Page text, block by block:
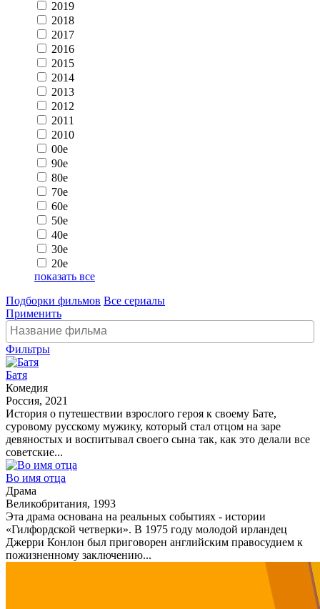
2019
2018
2017
2016
2015
2014
2013
2012
2011
2010
00e
90e
80e
70e
60e
50e
40e
30e
20e
показать все
Подборки фильмов Все сериалы
Применить
Фильтры
Батя
Комедия
Россия, 2021
История о путешествии взрослого героя к своему Бате,
суровому русскому мужику, который стал отцом на заре
девяностых и воспитывал своего сына так, как это делали все
советские...
Во имя отца
Драма
Великобритания, 1993
Эта драма основана на реальных событиях - истории
«Гилфордской четверки». В 1975 году молодой ирландец
Джерри Конлон был приговорен английским правосудием к
пожизненному заключению...